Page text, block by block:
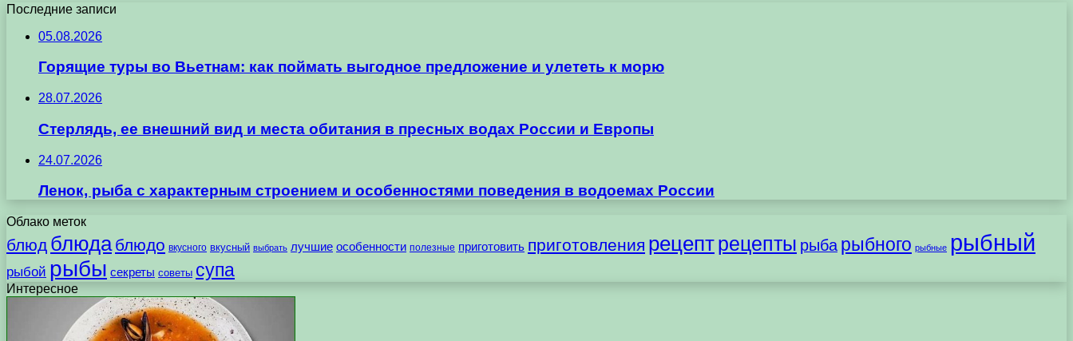
Последние записи
05.08.2026
Горящие туры во Вьетнам: как поймать выгодное предложение и улететь к морю
28.07.2026
Стерлядь, ее внешний вид и места обитания в пресных водах России и Европы
24.07.2026
Ленок, рыба с характерным строением и особенностями поведения в водоемах России
Облако меток
блюд блюда блюдо вкусного вкусный выбрать лучшие особенности полезные приготовить приготовления рецептрецепты рыба рыбного рыбные рыбный
рыбой рыбы секреты советы супа
Интересное